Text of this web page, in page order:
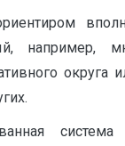
например,
округа
система